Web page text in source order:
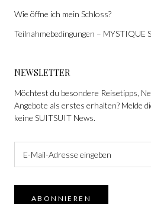
Wie öffne ich mein Schloss?
Teilnahmebedingungen – MYSTIQUE
NEWSLETTER
Möchtest du besondere Reisetipps,
Angebote als erstes erhalten? Melde
keine SUITSUIT News.
ABONNIEREN